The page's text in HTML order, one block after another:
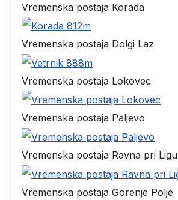
Vremenska postaja Korada
Vremenska postaja Dolgi Laz
Vremenska postaja Lokovec
Vremenska postaja Paljevo
Vremenska postaja Ravna pri Ligu
Vremenska postaja Gorenje Polje